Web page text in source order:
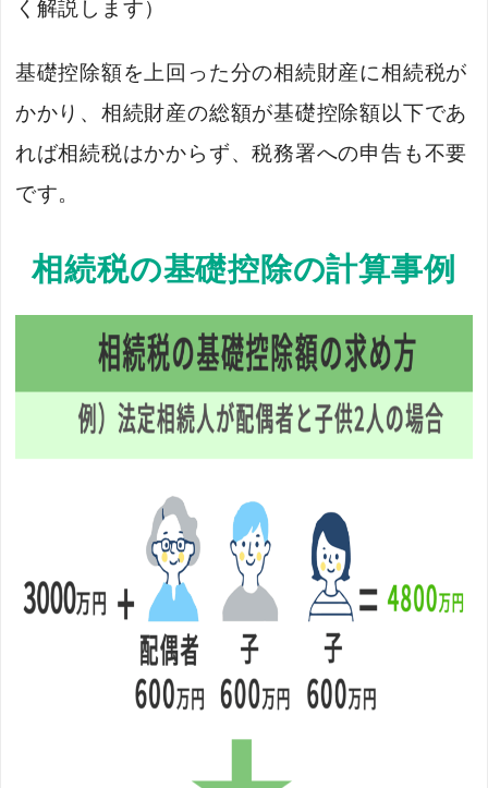
く解説します）
基礎控除額を上回った分の相続財産に相続税が
かかり、相続財産の総額が基礎控除額以下であ
れば相続税はかからず、税務署への申告も不要
です。
相続税の基礎控除の計算事例